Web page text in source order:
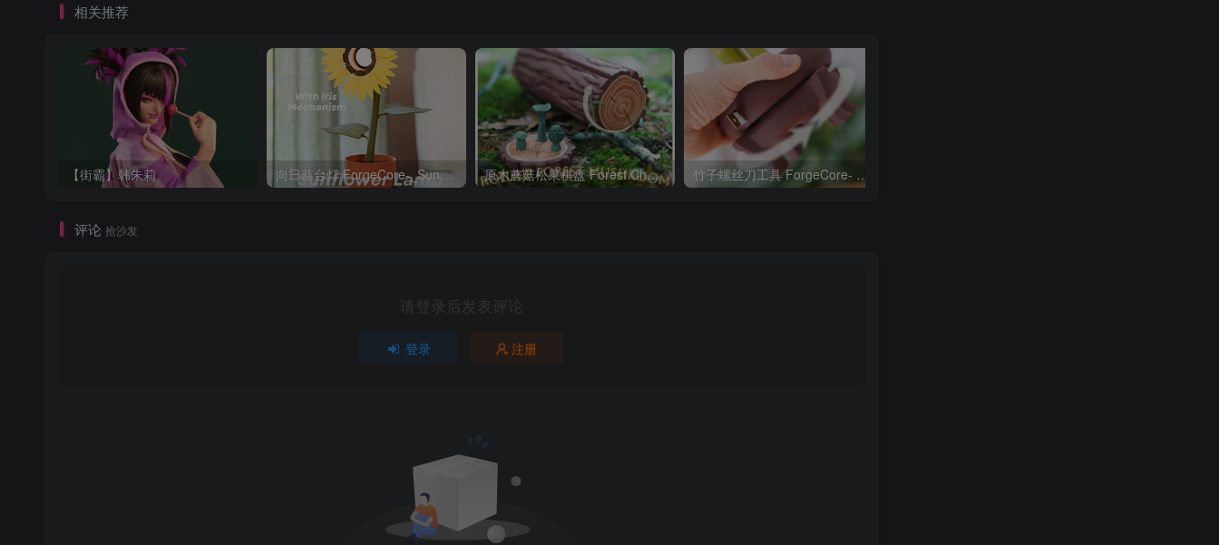
相关推荐
【街霸】韩朱莉 向日葵台灯 ForgeCore-_Sunflower_Lamp__@stl_zone 原木蘑菇松果棋盘 Forest Chess Set – Log and Mushroom Chess Board 竹子螺丝刀工具 ForgeCore- Bamboo Bits Toolbox @Print3DWorld
评论 抢沙发
请登录后发表评论
登录 注册